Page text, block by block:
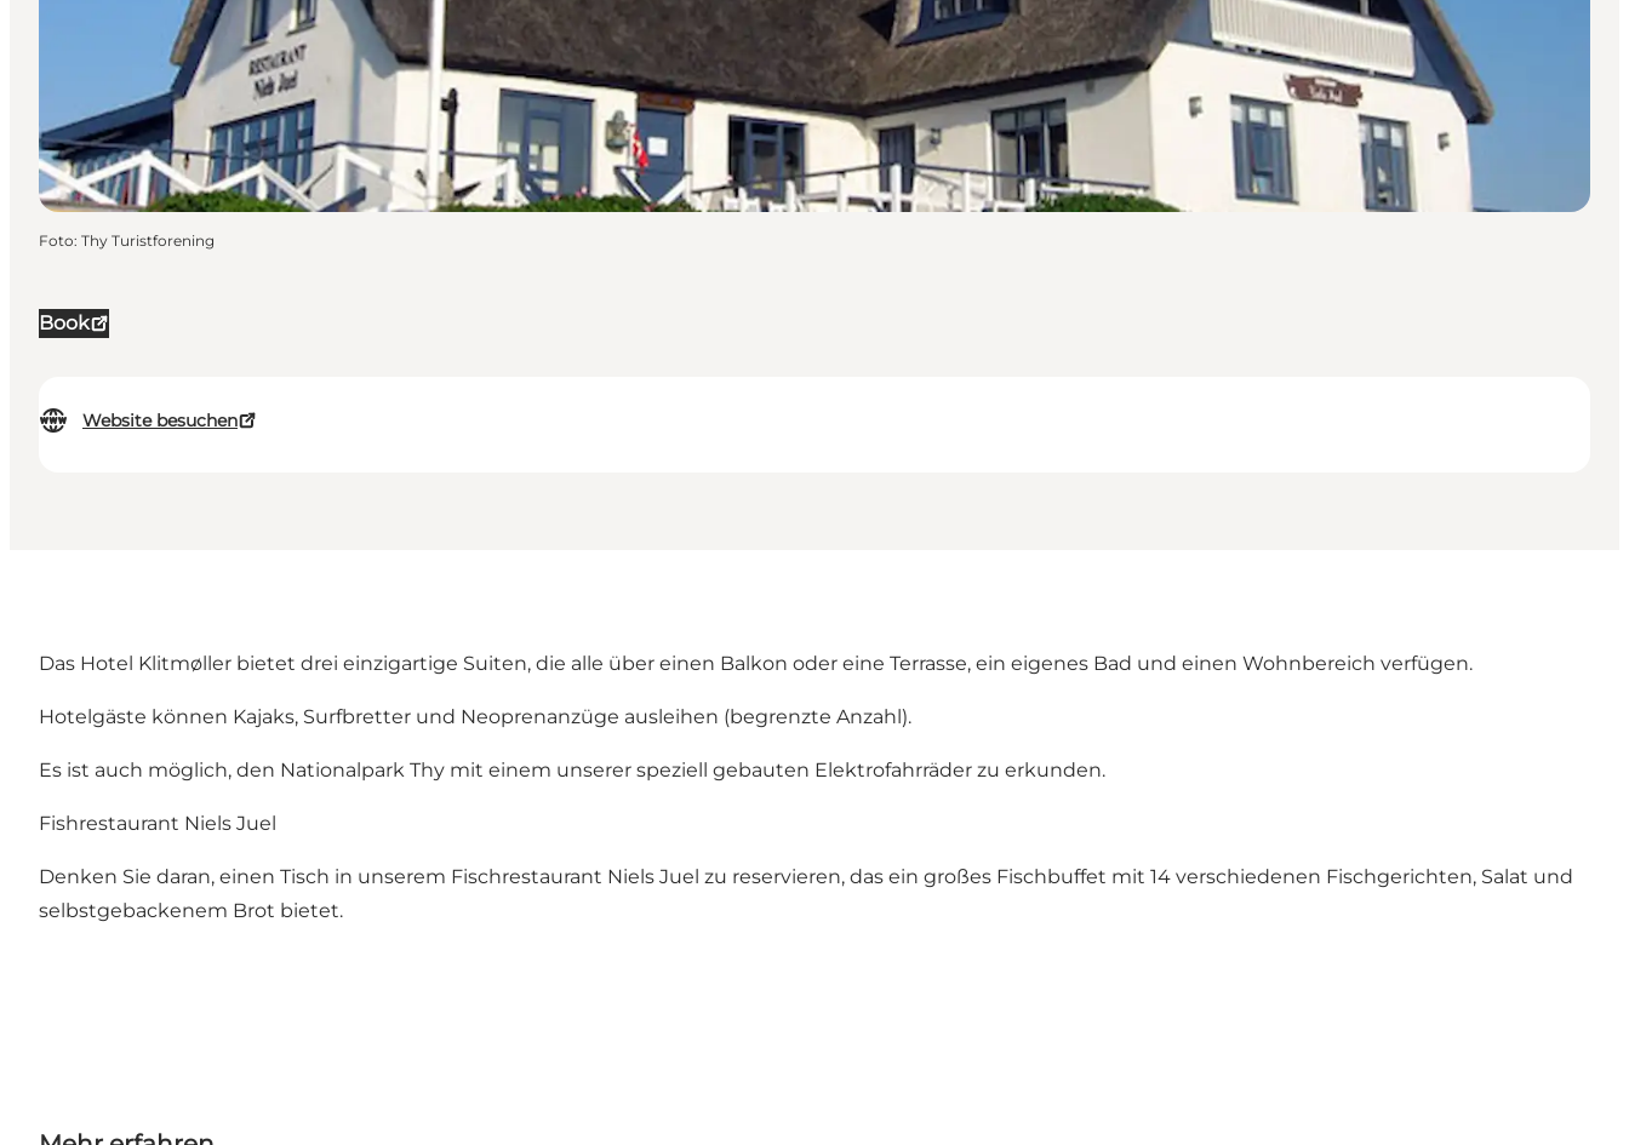
Book
Website besuchen
Foto: Thy Turistforening
Das Hotel Klitmøller bietet drei einzigartige Suiten, die alle über einen Balkon oder eine Terrasse, ein eigenes Bad und einen Wohnbereich verfügen.
Hotelgäste können Kajaks, Surfbretter und Neoprenanzüge ausleihen (begrenzte Anzahl).
Es ist auch möglich, den Nationalpark Thy mit einem unserer speziell gebauten Elektrofahrräder zu erkunden.
Fishrestaurant Niels Juel
Denken Sie daran, einen Tisch in unserem Fischrestaurant Niels Juel zu reservieren, das ein großes Fischbuffet mit 14 verschiedenen Fischgerichten, Salat und
selbstgebackenem Brot bietet.